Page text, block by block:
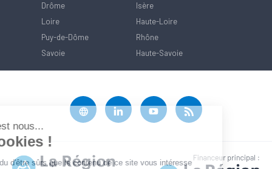
Drôme
Isère
Loire
Haute-Loire
Puy-de-Dôme
Rhône
Savoie
Haute-Savoie
Salut c'est nous...
les Cookies !
On a attendu d'être sûrs que le contenu de ce site vous intéresse